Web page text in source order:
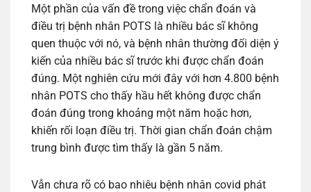
Một phần của vấn đề trong việc chẩn đoán và
điều trị bệnh nhân POTS là nhiều bác sĩ không
quen thuộc với nó, và bệnh nhân thường đối diện ý
kiến của nhiều bác sĩ trước khi được chẩn đoán
đúng. Một nghiên cứu mới đây với hơn 4.800 bệnh
nhân POTS cho thấy hầu hết không được chẩn
đoán đúng trong khoảng một năm hoặc hơn,
khiến rối loạn điều trị. Thời gian chẩn đoán chậm
trung bình được tìm thấy là gần 5 năm.
Vẫn chưa rõ có bao nhiêu bệnh nhân covid phát